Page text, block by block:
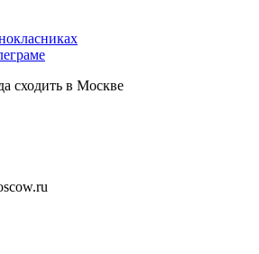
в Москве